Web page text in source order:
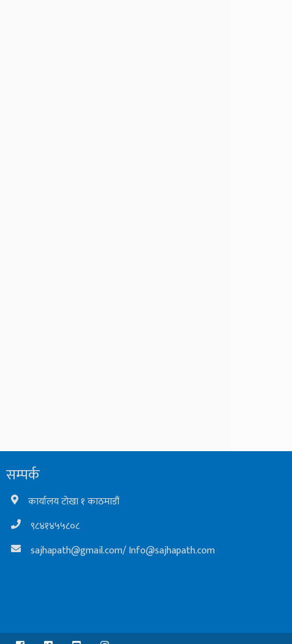
सम्पर्क
कार्यालय टोखा १ काठमाडौं
९८४१४५५८०८
sajhapath@gmail.com/Info@sajhapath.com